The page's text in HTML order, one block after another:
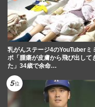
乳がんステージ4のYouTuberミ
ポ「腫瘍が皮膚から飛び出して
た」34歳で余命…